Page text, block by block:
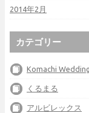
2014年2月
カテゴリー
Komachi
くるまる
アルビレックス